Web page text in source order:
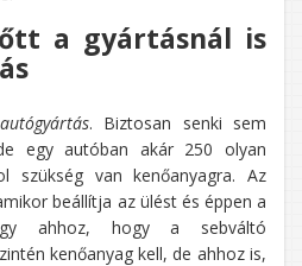
a gyártásnál is
autógyártás. Biztosan senki sem
egy autóban akár 250 olyan
szükség van kenőanyagra. Az
beállítja az ülést és éppen a
ahhoz, hogy a sebváltó
kenőanyag kell, de ahhoz is,